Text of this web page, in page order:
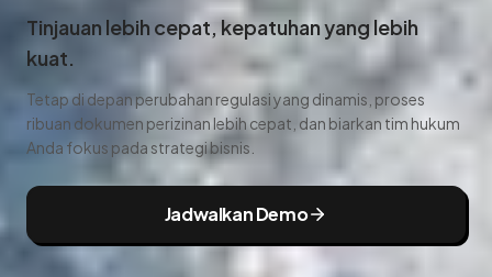
Tinjauan lebih cepat, kepatuhan yang lebih
kuat.
Tetap di depan perubahan regulasi yang dinamis, proses
ribuan dokumen perizinan lebih cepat, dan biarkan tim hukum
Anda fokus pada strategi bisnis.
Jadwalkan Demo